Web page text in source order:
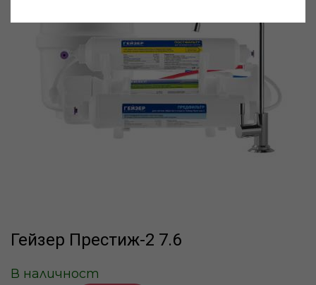
Гейзер Престиж-2 7.6
В наличност